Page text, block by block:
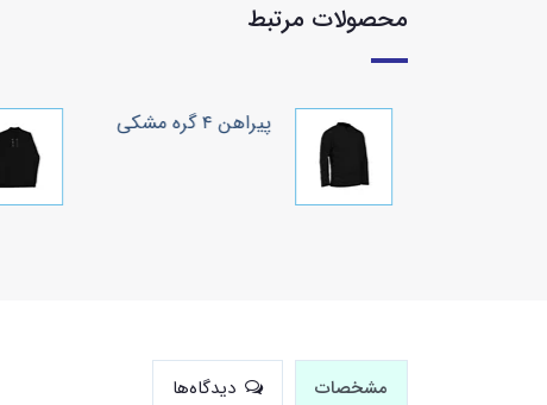
محصولات مرتبط
پیراهن ۴ گره مشکی
مشخصات دیدگاه‌ها